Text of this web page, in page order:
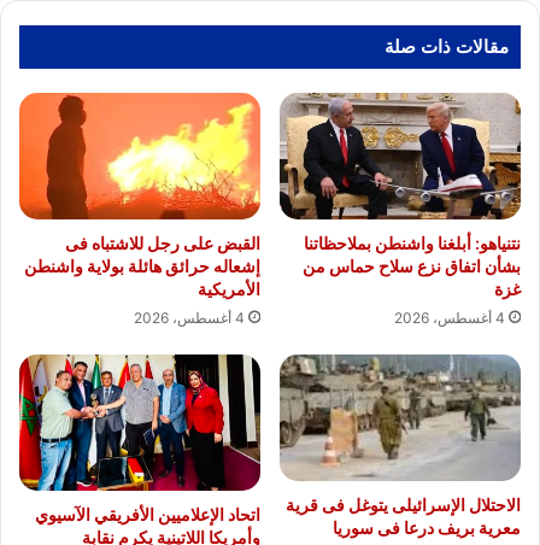
مقالات ذات صلة
نتنياهو: أبلغنا واشنطن بملاحظاتنا
بشأن اتفاق نزع سلاح حماس من
غزة
4 أغسطس، 2026
القبض على رجل للاشتباه فى
إشعاله حرائق هائلة بولاية واشنطن
الأمريكية
4 أغسطس، 2026
الاحتلال الإسرائيلى يتوغل فى قرية
معرية بريف درعا فى سوريا
اتحاد الإعلاميين الأفريقي الآسيوي
وأمريكا اللاتينية يكرم نقابة